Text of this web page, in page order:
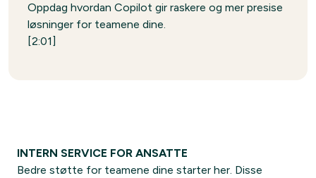
Oppdag hvordan Copilot gir raskere og mer presise
løsninger for teamene dine.
[2:01]
INTERN SERVICE FOR ANSATTE
Bedre støtte for teamene dine starter her. Disse